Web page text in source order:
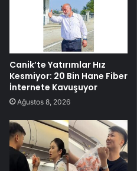
Canik’te Yatırımlar Hız
Kesmiyor: 20 Bin Hane Fiber
İnternete Kavuşuyor
Ağustos 8, 2026